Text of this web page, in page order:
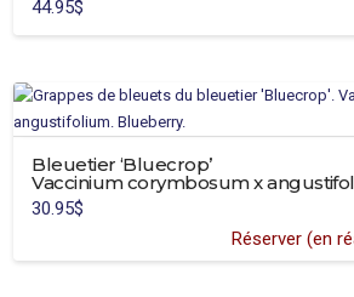
44.95$
Bleuetier ‘Bluecrop’
Vaccinium corymbosum x
30.95$
Réserver (en